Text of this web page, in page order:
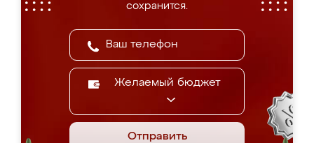
сохранится.
Желаемый бюджет
Отправить